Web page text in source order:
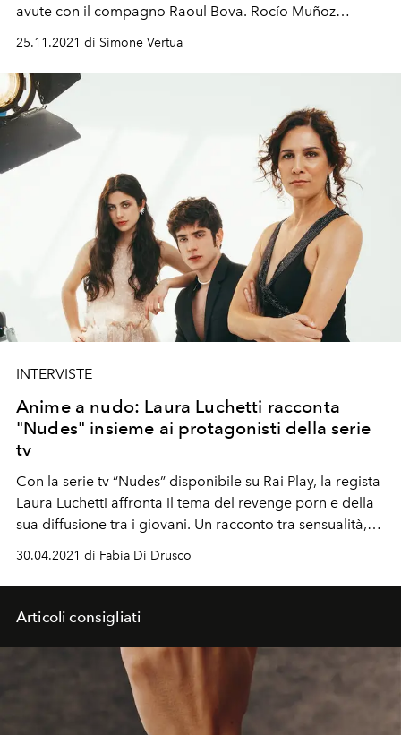
avute con il compagno Raoul Bova. Rocío Muñoz
Morales racconta, la sua passione per il beauty, i suoi
destreggia tra vita privata e lavoro.
25.11.2021 di Simone Vertua
INTERVISTE
Anime a nudo: Laura Luchetti racconta
"Nudes" insieme ai protagonisti della serie
tv
Con la serie tv “Nudes” disponibile su Rai Play, la regista
Laura Luchetti affronta il tema del revenge porn e della
sua diffusione tra i giovani. Un racconto tra sensualità,
solitudine ed incapacità di gestire le emozioni con gli
Maupas.
30.04.2021 di Fabia Di Drusco
Articoli consigliati